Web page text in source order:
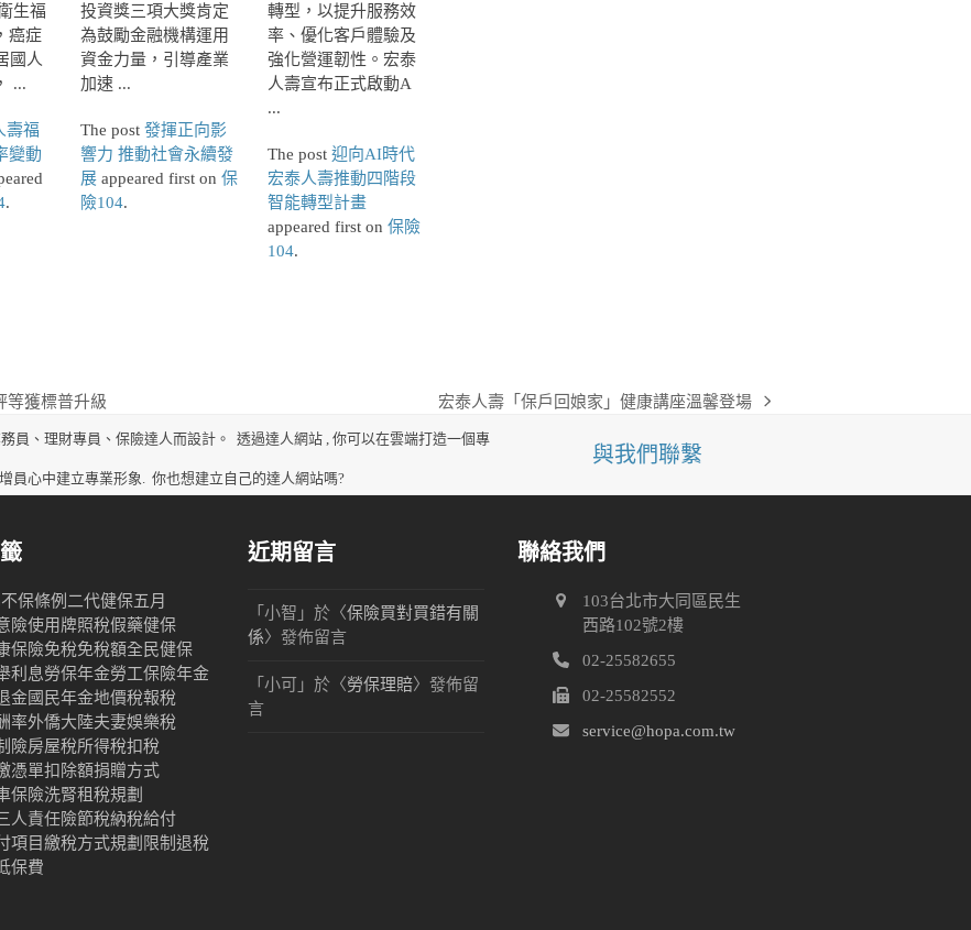
生福
癌症
國人
...
壽福
變動
.
投資獎三項大獎肯定
為鼓勵金融機構運用
資金力量，引導產業
加速 ...
The post 發揮正向影
響力 推動社會永續發
展appeared first on 保
險104.
轉型，以提升服務效
率、優化客戶體驗及
強化營運韌性。宏泰
人壽宣布正式啟動A
...
The post 迎向AI時代
宏泰人壽推動四階段
智能轉型計畫
appeared first on 保險
104.
等獲標普升級
next
post:
宏泰人壽「保戶回娘家」健康講座溫馨登場
員、理財專員、保險達人而設計。 透過達人網站 , 你可以在雲端打造一個專
員心中建立專業形象. 你也想建立自己的達人網站嗎?
與我們聯繫
不保條例 二代健保五月
險使用牌照稅假藥健保
保險免稅免稅額全民健保
利息勞保年金勞工保險年金
金國民年金地價稅報稅
率外僑大陸夫妻娛樂稅
險房屋稅所得稅扣稅
憑單扣除額捐贈方式
保險洗腎租稅規劃
人責任險節稅納稅給付
項目繳稅方式規劃限制退稅
保費
近期留言
「 小智 」於〈保險買對買錯有關
係〉發佈留言
「 小可 」於〈勞保理賠〉發佈留
言
聯絡我們
103台北市大同區民生
西路102號2樓
02-25582655
02-25582552
service@hopa.com.tw